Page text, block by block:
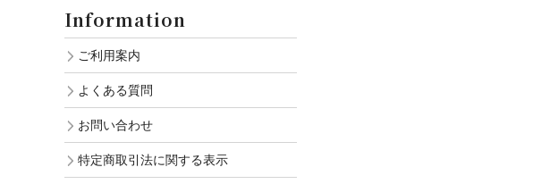
Information
ご利用案内
よくある質問
お問い合わせ
特定商取引法に関する表示